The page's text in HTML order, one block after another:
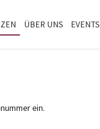
ÜBER UNS EVENTS
ein.